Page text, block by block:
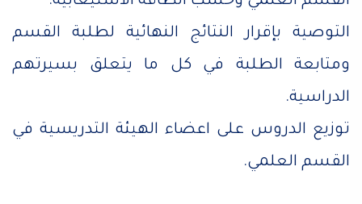
التوصية بإقرار النتائج النهائية لطلبة القسم
ومتابعة الطلبة في كل ما يتعلق بسيرتهم
الدراسية.
توزيع الدروس على اعضاء الهيئة التدريسية في
القسم العلمي.